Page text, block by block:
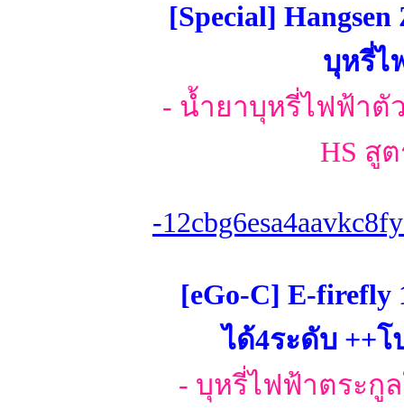
[Special]
บุหรี่ไ
- น้ำยาบุหรี่ไฟฟ้าตั
HS สู
-
[eGo-C] E-
ได้4ระดับ ++
- บุหรี่ไฟฟ้าตระกู